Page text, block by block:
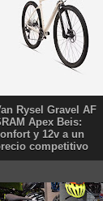
Rysel Gravel AF
Apex Beis:
y 12v a un
competitivo